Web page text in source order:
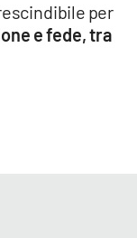
per
e fede, tra